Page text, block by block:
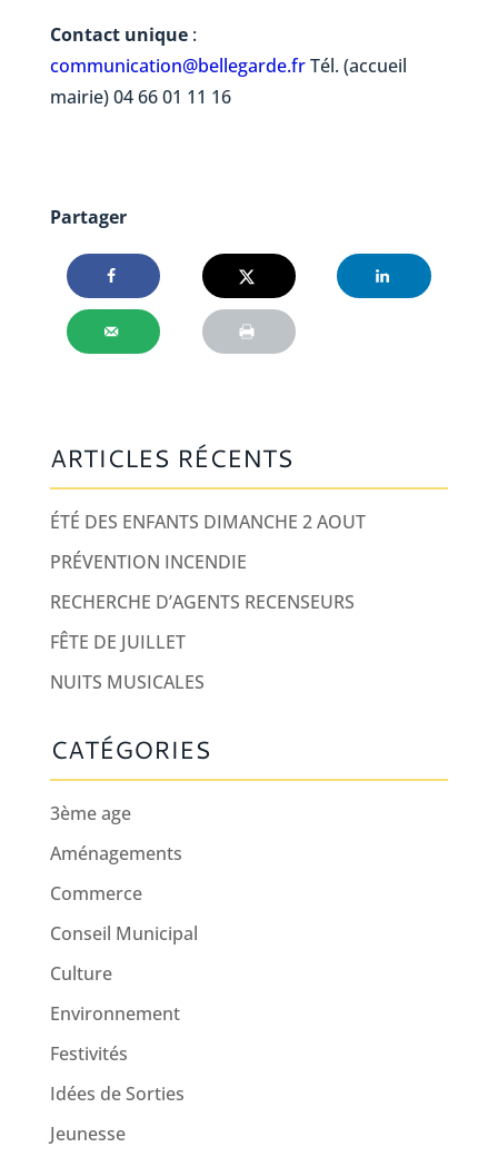
Contact unique:
communication@bellegarde.frTél. (accueil
mairie) 04 66 01 11 16
Partager
ARTICLES RÉCENTS
ÉTÉ DES ENFANTS DIMANCHE 2 AOUT
PRÉVENTION INCENDIE
RECHERCHE D’AGENTS RECENSEURS
FÊTE DE JUILLET
NUITS MUSICALES
CATÉGORIES
3ème age
Aménagements
Commerce
Conseil Municipal
Culture
Environnement
Festivités
Idées de Sorties
Jeunesse